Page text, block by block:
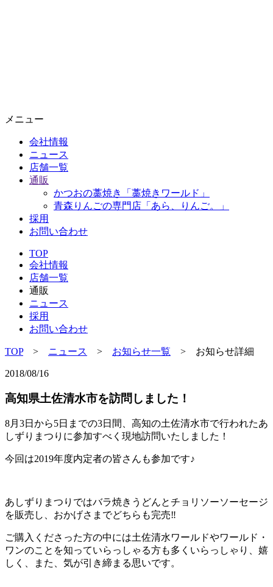
メニュー
会社情報
ニュース
店舗一覧
通販
かつおの藁焼き「藁焼きワールド」
青森りんごの専門店「あら、りんご。」
採用
お問い合わせ
TOP
会社情報
店舗一覧
通販
ニュース
採用
お問い合わせ
TOP> ニュース > お知らせ一覧 > お知らせ詳細
2018/08/16
高知県土佐清水市を訪問しました！
8月3日から5日までの3日間、高知の土佐清水市で行われたあ
しずりまつりに参加すべく現地訪問いたしました！
今回は2019年度内定者の皆さんも参加です♪
あしずりまつりではバラ焼きうどんとチョリソーソーセージ
を販売し、おかげさまでどちらも完売‼
ご購入くださった方の中には土佐清水ワールドやワールド・
ワンのことを知っていらっしゃる方も多くいらっしゃり、嬉
しく、また、気が引き締まる思いです。